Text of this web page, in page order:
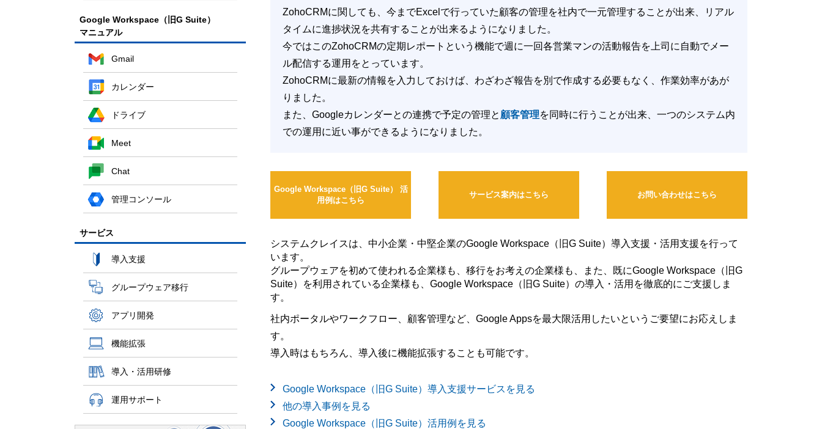
Google Workspace（旧G Suite）
マニュアル
Gmail
カレンダー
ドライブ
Meet
Chat
管理コンソール
サービス
導入支援
グループウェア移行
アプリ開発
機能拡張
導入・活用研修
運用サポート
ZohoCRMに関しても、今までExcelで行っていた顧客の管理を社内で一元管理することが出来、リアル
タイムに進捗状況を共有することが出来るようになりました。
今ではこのZohoCRMの定期レポートという機能で週に一回各営業マンの活動報告を上司に自動でメー
ル配信する運用をとっています。
ZohoCRMに最新の情報を入力しておけば、わざわざ報告を別で作成する必要もなく、作業効率があが
りました。
また、Googleカレンダーとの連携で予定の管理と 顧客管理を同時に行うことが出来、一つのシステム内
での運用に近い事ができるようになりました。
Google Workspace（旧G Suite） 活
用例はこちら
サービス案内はこちら お問い合わせはこちら
システムクレイスは、中小企業・中堅企業のGoogle Workspace（旧G Suite）導入支援・活用支援を行って
います。
グループウェアを初めて使われる企業様も、移行をお考えの企業様も、また、既にGoogle Workspace（旧G
Suite）を利用されている企業様も、Google Workspace（旧G Suite）の導入・活用を徹底的にご支援しま
す。
社内ポータルやワークフロー、顧客管理など、Google Appsを最大限活用したいというご要望にお応えしま
す。
導入時はもちろん、導入後に機能拡張することも可能です。
Google Workspace（旧G Suite）導入支援サービスを見る
他の導入事例を見る
Google Workspace（旧G Suite）活用例を見る